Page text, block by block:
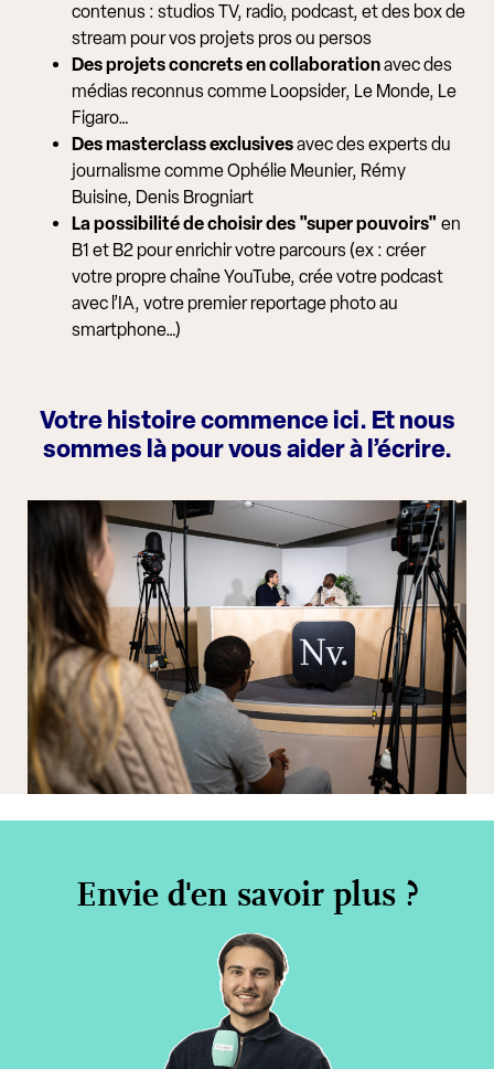
contenus : studios TV, radio, podcast, et des box de
stream pour vos projets pros ou persos
Des projets concrets en collaborationavec des
médias reconnus comme Loopsider, Le Monde, Le
Figaro…
Des masterclass exclusivesavec des experts du
journalisme comme Ophélie Meunier, Rémy
Buisine, Denis Brogniart
La possibilité de choisir des "super pouvoirs" en
B1 et B2 pour enrichir votre parcours (ex : créer
votre propre chaîne YouTube, crée votre podcast
avec l’IA, votre premier reportage photo au
smartphone…)
Votre histoire commence ici. Et nous
sommes là pour vous aider à l’écrire.
Envie d'en savoir plus ?